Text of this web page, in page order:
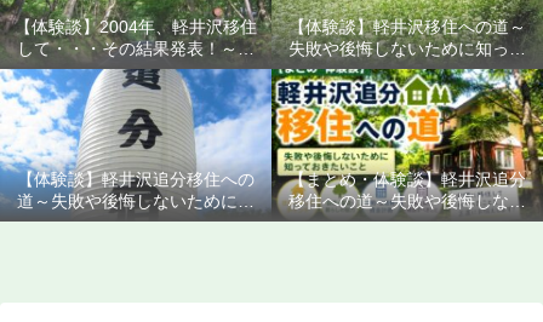
【体験談】2004年、軽井沢移住
して・・・その結果発表！～失
敗や後悔しないために知ってお
きたいこと
【体験談】軽井沢移住への道～
失敗や後悔しないために知って
おきたいこと
【体験談】軽井沢追分移住への
道～失敗や後悔しないために知
っておきたいこと
【まとめ・体験談】軽井沢追分
移住への道～失敗や後悔しない
ために知っておきたいこと